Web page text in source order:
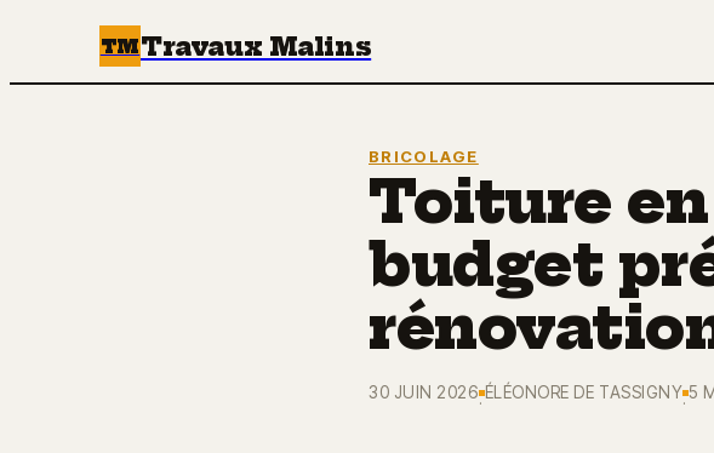
TMTravaux Malins
BRICOLAGE
Toiture
budget
30 JUIN 2026
·
ÉLÉONORE DE TASSIGNY
·
5